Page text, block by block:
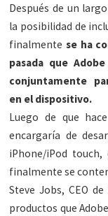
Después de un
la posibilidad de
finalmentese ha
pasada que
conjuntamente
en el dispositivo.
Luego de que
encargaría de
iPhone/iPod
finalmente se
Steve Jobs, CEO
productos que